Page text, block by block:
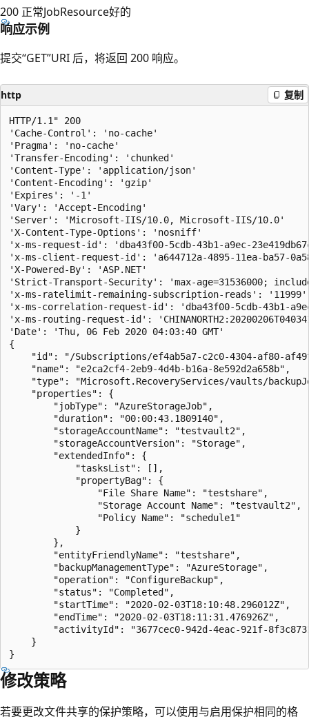
200 正常JobResource好的
响应示例
提交“GET”URI 后，将返回 200 响应。
http 复制
HTTP/1.1" 200
'Cache-Control': 'no-cache'
'Pragma': 'no-cache'
'Transfer-Encoding': 'chunked'
'Content-Type': 'application/json'
'Content-Encoding': 'gzip'
'Expires': '-1'
'Vary': 'Accept-Encoding'
'Server': 'Microsoft-IIS/10.0, Microsoft-IIS/10.0'
'X-Content-Type-Options': 'nosniff'
'x-ms-request-id': 'dba43f00-5cdb-43b1-a9ec-
'x-ms-client-request-id': 'a644712a-4895-11ea-ba57-
'X-Powered-By': 'ASP.NET'
'Strict-Transport-Security': 'max-age=31536000;
'x-ms-ratelimit-remaining-subscription-reads': '11999'
'x-ms-correlation-request-id': 'dba43f00-5cdb-43b1-
'x-ms-routing-request-id':
'Date': 'Thu, 06 Feb 2020 04:03:40 GMT'
{
"id": "/Subscriptions/ef4ab5a7-c2c0-4304-af80-
    "name": "e2ca2cf4-2eb9-4d4b-b16a-8e592d2a658b",
"type": "Microsoft.RecoveryServices/vaults/
    "properties": {
        "jobType": "AzureStorageJob",
        "duration": "00:00:43.1809140",
        "storageAccountName": "testvault2",
        "storageAccountVersion": "Storage",
        "extendedInfo": {
            "tasksList": [],
            "propertyBag": {
                "File Share Name": "testshare",
                "Storage Account Name": "testvault2",
                "Policy Name": "schedule1"
            }
        },
        "entityFriendlyName": "testshare",
        "backupManagementType": "AzureStorage",
        "operation": "ConfigureBackup",
        "status": "Completed",
        "startTime": "2020-02-03T18:10:48.296012Z",
        "endTime": "2020-02-03T18:11:31.476926Z",
"activityId": "3677cec0-942d-4eac-921f-
    }
修改策略
若要更改文件共享的保护策略，可以使用与启用保护相同的格